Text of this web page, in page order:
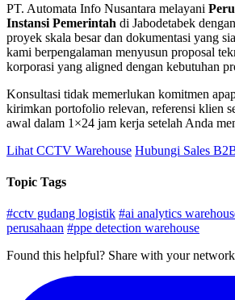
PT. Automata Info Nusantara melayani
Instansi Pemerintah di Jabodetabek
proyek skala besar dan dokumentasi yang
kami berpengalaman menyusun proposal
korporasi yang aligned dengan kebutuhan
Konsultasi tidak memerlukan komitmen
kirimkan portofolio relevan, referensi klien
awal dalam 1×24 jam kerja setelah Anda
Lihat CCTV Warehouse Hubungi Sales
Topic Tags
#cctv gudang logistik #ai analytics
perusahaan #ppe detection warehouse
Found this helpful? Share with your